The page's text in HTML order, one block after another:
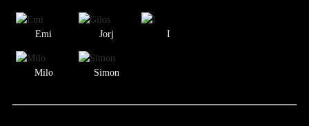
Emi Jorj I
Milo Simon